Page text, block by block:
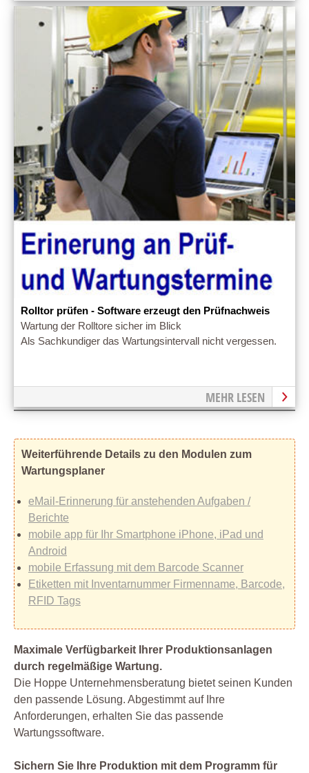
Rolltor prüfen - Software erzeugt den Prüfnachweis
Wartung der Rolltore sicher im Blick
Als Sachkundiger das Wartungsintervall nicht vergessen.
MEHR LESEN
Weiterführende Details zu den Modulen zum
Wartungsplaner
eMail-Erinnerung für anstehenden Aufgaben /
Berichte
mobile app für Ihr Smartphone iPhone, iPad und
Android
mobile Erfassung mit dem Barcode Scanner
Etiketten mit Inventarnummer Firmenname, Barcode,
RFID Tags
Maximale Verfügbarkeit Ihrer Produktionsanlagen
durch regelmäßige Wartung.
Die Hoppe Unternehmensberatung bietet seinen Kunden
den passende Lösung. Abgestimmt auf Ihre
Anforderungen, erhalten Sie das passende
Wartungssoftware.
Sichern Sie Ihre Produktion mit dem Programm für